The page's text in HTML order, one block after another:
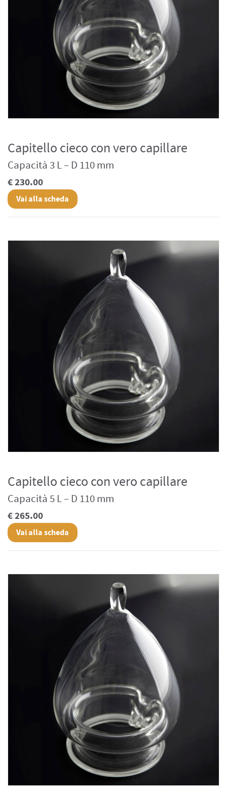
Capitello cieco con vero capillare
Capacità 3 L – D 110 mm
€ 230.00
Vai alla scheda
Capitello cieco con vero capillare
Capacità 5 L – D 110 mm
€ 265.00
Vai alla scheda